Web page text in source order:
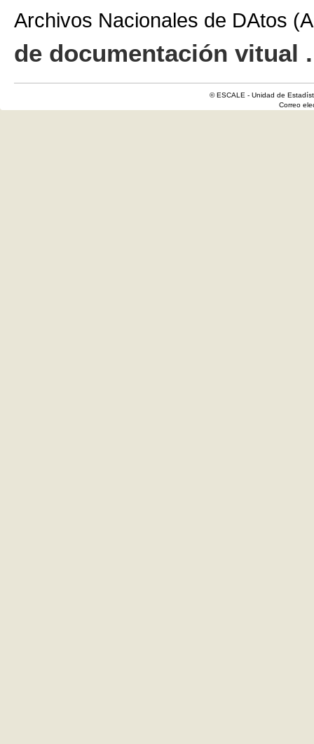
Archivos Nacionales de DAtos
de documentación vitual
© ESCALE - Unidad de
Correo